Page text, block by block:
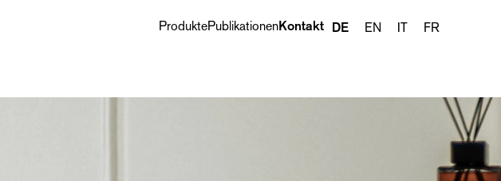
ProduktePublikationenKontakt DE EN IT FR